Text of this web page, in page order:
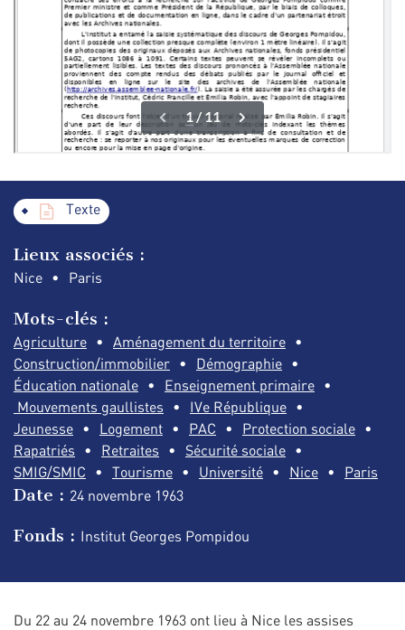
Texte
Lieux associés :
Nice Paris
Mots-clés :
Agriculture
Aménagement du territoire
Construction/immobilier
Démographie
Éducation nationale
Enseignement primaire
Mouvements gaullistes
IVe République
Jeunesse
Logement PAC
Protection sociale
Rapatriés
Retraites
Sécurité sociale
SMIG/SMIC
Tourisme Université Nice Paris
Date : 24 novembre 1963
Fonds : Institut Georges Pompidou
Du 22 au 24 novembre 1963 ont lieu à Nice les assises